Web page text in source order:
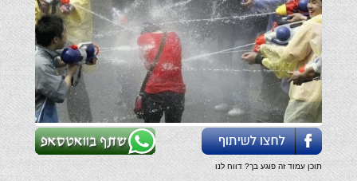
תוכן עמוד זה פוגע בך? דווח לנו